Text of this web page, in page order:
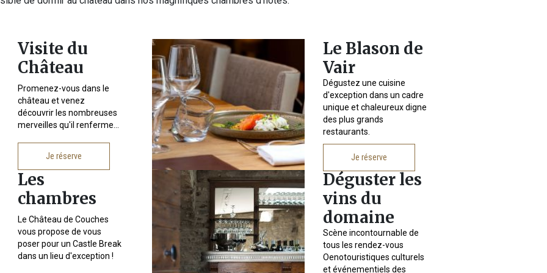
Visite du
Château
Promenez-vous dans le
château et venez
découvrir les nombreuses
merveilles qu'il renferme...
Je réserve
Le Blason de
Vair
Dégustez une cuisine
d'exception dans un cadre
unique et chaleureux digne
des plus grands
restaurants.
Je réserve
Les
chambres
Le Château de Couches
vous propose de vous
poser pour un Castle Break
dans un lieu d'exception !
Déguster les
vins du
domaine
Scène incontournable de
tous les rendez-vous
Oenotouristiques culturels
et événementiels des